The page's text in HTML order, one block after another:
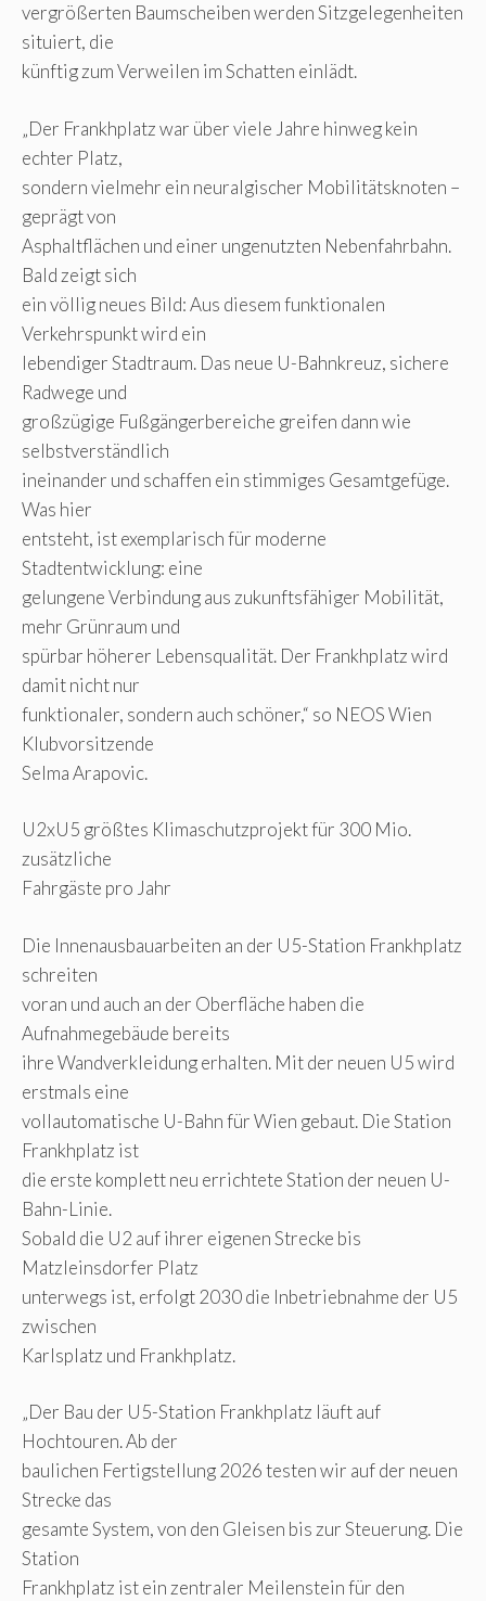
vergrößerten Baumscheiben werden Sitzgelegenheiten
situiert, die
künftig zum Verweilen im Schatten einlädt.
„Der Frankhplatz war über viele Jahre hinweg kein
echter Platz,
sondern vielmehr ein neuralgischer Mobilitätsknoten –
geprägt von
Asphaltflächen und einer ungenutzten Nebenfahrbahn.
Bald zeigt sich
ein völlig neues Bild: Aus diesem funktionalen
Verkehrspunkt wird ein
lebendiger Stadtraum. Das neue U-Bahnkreuz, sichere
Radwege und
großzügige Fußgängerbereiche greifen dann wie
selbstverständlich
ineinander und schaffen ein stimmiges Gesamtgefüge.
Was hier
entsteht, ist exemplarisch für moderne
Stadtentwicklung: eine
gelungene Verbindung aus zukunftsfähiger Mobilität,
mehr Grünraum und
spürbar höherer Lebensqualität. Der Frankhplatz wird
damit nicht nur
funktionaler, sondern auch schöner,“ so NEOS Wien
Klubvorsitzende
Selma Arapovic.
U2xU5 größtes Klimaschutzprojekt für 300 Mio.
zusätzliche
Fahrgäste pro Jahr
Die Innenausbauarbeiten an der U5-Station Frankhplatz
schreiten
voran und auch an der Oberfläche haben die
Aufnahmegebäude bereits
ihre Wandverkleidung erhalten. Mit der neuen U5 wird
erstmals eine
vollautomatische U-Bahn für Wien gebaut. Die Station
Frankhplatz ist
die erste komplett neu errichtete Station der neuen U-
Bahn-Linie.
Sobald die U2 auf ihrer eigenen Strecke bis
Matzleinsdorfer Platz
unterwegs ist, erfolgt 2030 die Inbetriebnahme der U5
zwischen
Karlsplatz und Frankhplatz.
„Der Bau der U5-Station Frankhplatz läuft auf
Hochtouren. Ab der
baulichen Fertigstellung 2026 testen wir auf der neuen
Strecke das
gesamte System, von den Gleisen bis zur Steuerung. Die
Station
Frankhplatz ist ein zentraler Meilenstein für den